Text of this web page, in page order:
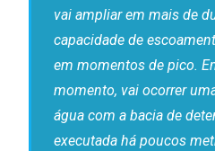
vai ampliar em mais de
capacidade de
em momentos de pico.
momento, vai ocorrer
água com a bacia de
executada há poucos